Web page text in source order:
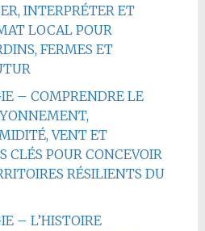
INTERPRÉTER ET
LOCAL POUR
FERMES ET
– COMPRENDRE LE
VENT ET
CLÉS POUR CONCEVOIR
RÉSILIENTS DU
– L’HISTOIRE